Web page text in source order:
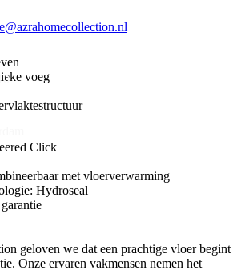
voeg
Click
met vloerverwarming
Hydroseal
geloven we dat een prachtige vloer begint
Onze ervaren vakmensen nemen het